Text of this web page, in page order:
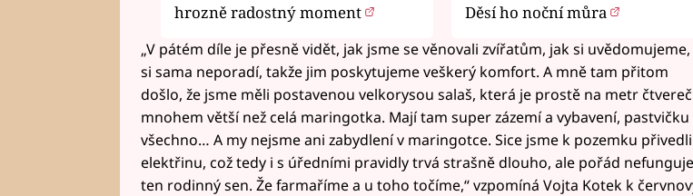
hrozně radostný moment
Děsí ho noční můra
„V pátém díle je přesně vidět, jak jsme se věnovali zvířatům, jak si uvědomujeme,
si sama neporadí, takže jim poskytujeme veškerý komfort. A mně tam přitom
došlo, že jsme měli postavenou velkorysou salaš, která je prostě na metr
mnohem větší než celá maringotka. Mají tam super zázemí a vybavení, pastvičku
všechno… A my nejsme ani zabydlení v maringotce. Sice jsme k pozemku přivedli
elektřinu, což tedy i s úředními pravidly trvá strašně dlouho, ale pořád nefunguje
ten rodinný sen. Že farmaříme a u toho točíme,“ vzpomíná Vojta Kotek k